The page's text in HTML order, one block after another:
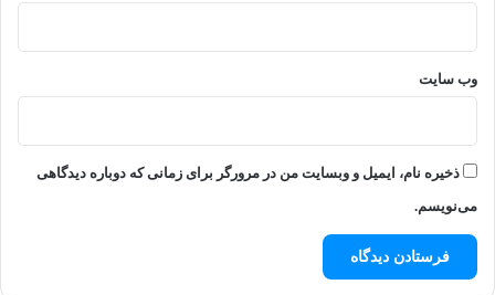
وب‌ سایت
ذخیره نام، ایمیل و وبسایت من در مرورگر برای زمانی که دوباره دیدگاهی
می‌نویسم.